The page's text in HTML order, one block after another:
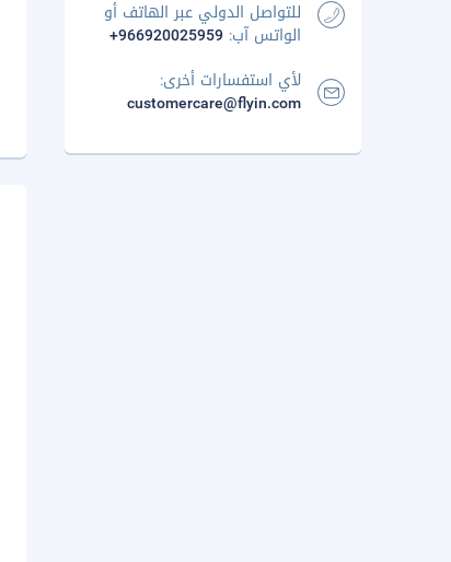
للتواصل الدولي عبر الهاتف أو
الواتس آب: +966920025959
لأي استفسارات أخرى:
customercare@flyin.com